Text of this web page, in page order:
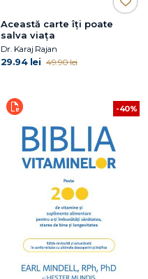
Această carte îți poate
salva viața
Dr. Karaj Rajan
29.94 lei 49.90 lei
-40%